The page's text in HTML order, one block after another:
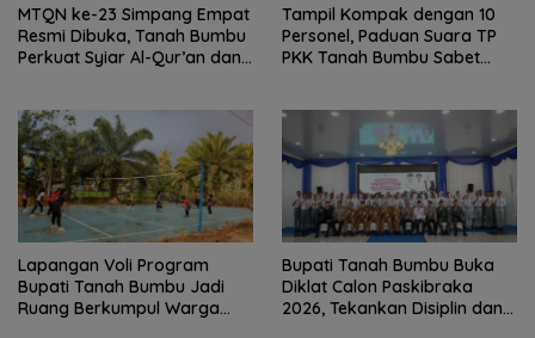
MTQN ke-23 Simpang Empat
Resmi Dibuka, Tanah Bumbu
Perkuat Syiar Al-Qur’an dan
Tampil Kompak dengan 10
Personel, Paduan Suara TP
PKK Tanah Bumbu Sabet
Lapangan Voli Program
Bupati Tanah Bumbu Jadi
Ruang Berkumpul Warga
Bupati Tanah Bumbu Buka
Diklat Calon Paskibraka
2026, Tekankan Disiplin dan